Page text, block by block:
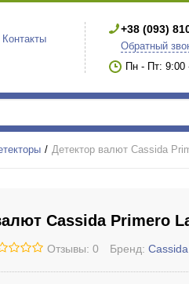
Контакты
+38 (093)
Обратный
Пн - Пт:
Детектор валют Cassida
Cassida Primero
Отзывы: 0 Бренд: Cassida